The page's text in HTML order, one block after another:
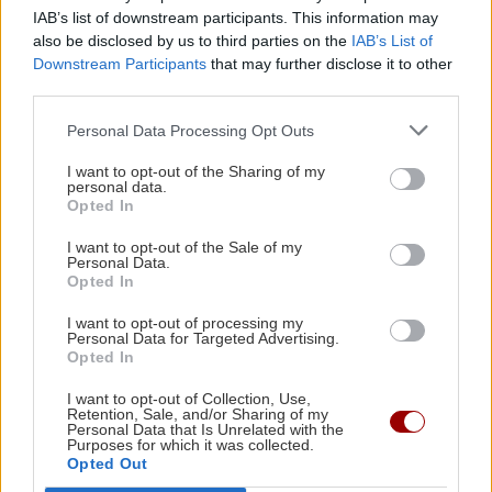
IAB’s list of downstream participants. This information may
also be disclosed by us to third parties on the IAB’s List of
Downstream Participants that may further disclose it to other
Personal Data Processing Opt Outs
I want to opt-out of the Sharing of my
personal data.
Opted In
I want to opt-out of the Sale of my
Personal Data.
Opted In
I want to opt-out of processing my
Personal Data for Targeted Advertising.
Opted In
I want to opt-out of Collection, Use,
Retention, Sale, and/or Sharing of my
Personal Data that Is Unrelated with the
Purposes for which it was collected.
Opted Out
Πάρος: Σφραγίστηκε το beach bar μετά τον
θάνατο του 4χρονου στην πισίνα – Στον
εισαγγελέα ο ιδιοκτήτης
12:23
ΚΡΗΤΗ
Ηράκλειο: Μεγάλη βλάβη στις Βασιλειές –
Ποιες περιοχές θα μείνουν χωρίς νερό
12:10
ΚΡΗΤΗ
Κρήτη: Στο «κόκκινο» η τουριστική κίνηση –
100% πληρότητα στα πλοία και αυξημένες
αεροπορικές αφίξεις
12:00
GOSSIP - LIFESTYLE
Τι συμβαίνει με Γαρυφαλλιά Καληφώνη και
Χρήστο Μάστορα;
Όλες οι ειδήσεις
ΠΕΡΙΣΣΟΤΕΡΑ